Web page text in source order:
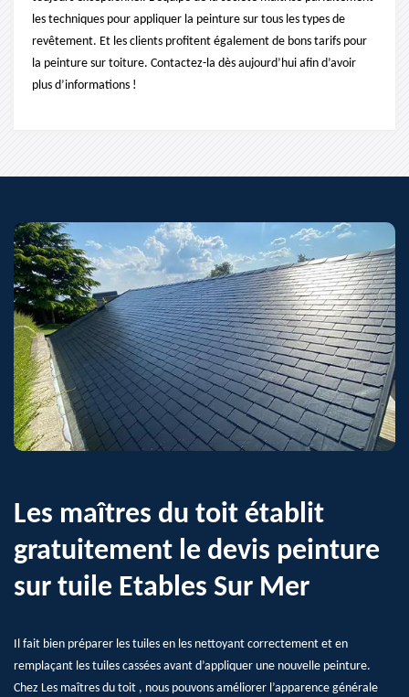
les techniques pour appliquer la peinture sur tous les types de
revêtement. Et les clients profitent également de bons tarifs pour
la peinture sur toiture. Contactez-la dès aujourd’hui afin d’avoir
plus d’informations !
Les maîtres du toit établit
gratuitement le devis peinture
sur tuile Etables Sur Mer
Il fait bien préparer les tuiles en les nettoyant correctement et en
remplaçant les tuiles cassées avant d’appliquer une nouvelle peinture.
Chez Les maîtres du toit , nous pouvons améliorer l’apparence générale